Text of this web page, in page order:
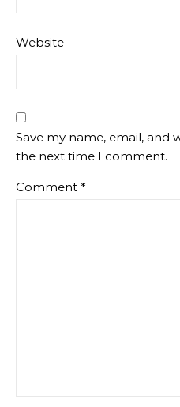
Website
Save my name, email, and
the next time I comment.
Comment *